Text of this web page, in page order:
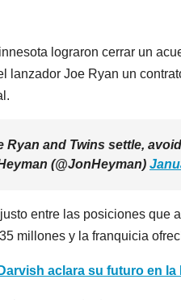
lograron cerrar un
lanzador Joe Ryan un
Ryan and Twins settle,
(@JonHeyman)
entre las posiciones que
millones y la franquicia
aclara su futuro en la